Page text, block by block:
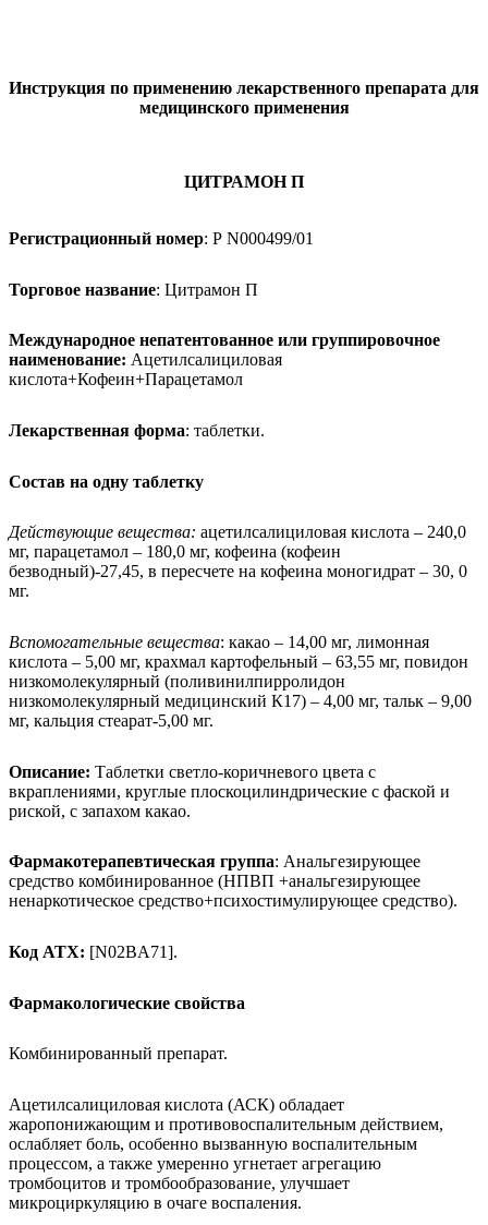
Инструкция по применению лекарственного препарата для
медицинского применения
ЦИТРАМОН П
Регистрационный номер: Р N000499/01
Торговое название: Цитрамон П
Международное непатентованное или группировочное
наименование: Ацетилсалициловая
кислота+Кофеин+Парацетамол
Лекарственная форма: таблетки.
Состав на одну таблетку
Действующие вещества: ацетилсалициловая кислота – 240,0
мг, парацетамол – 180,0 мг, кофеина (кофеин
безводный)-27,45, в пересчете на кофеина моногидрат – 30, 0
мг.
Вспомогательные вещества: какао – 14,00 мг, лимонная
кислота – 5,00 мг, крахмал картофельный – 63,55 мг, повидон
низкомолекулярный (поливинилпирролидон
низкомолекулярный медицинский К17) – 4,00 мг, тальк – 9,00
мг, кальция стеарат-5,00 мг.
Описание: Таблетки светло-коричневого цвета с
вкраплениями, круглые плоскоцилиндрические с фаской и
риской, с запахом какао.
Фармакотерапевтическая группа: Анальгезирующее
средство комбинированное (НПВП +анальгезирующее
ненаркотическое средство+психостимулирующее средство).
Код ATX: [N02BA71].
Фармакологические свойства
Комбинированный препарат.
Ацетилсалициловая кислота (АСК) обладает
жаропонижающим и противовоспалительным действием,
ослабляет боль, особенно вызванную воспалительным
процессом, а также умеренно угнетает агрегацию
тромбоцитов и тромбообразование, улучшает
микроциркуляцию в очаге воспаления.